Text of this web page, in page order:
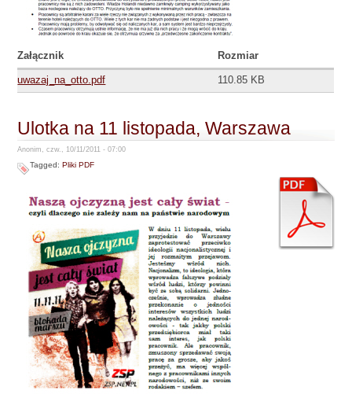
Załącznik Rozmiar
uwazaj_na_otto.pdf 110.85 KB
Ulotka na 11 listopada, Warszawa
Anonim, czw., 10/11/2011 - 07:00
Tagged:Pliki PDF